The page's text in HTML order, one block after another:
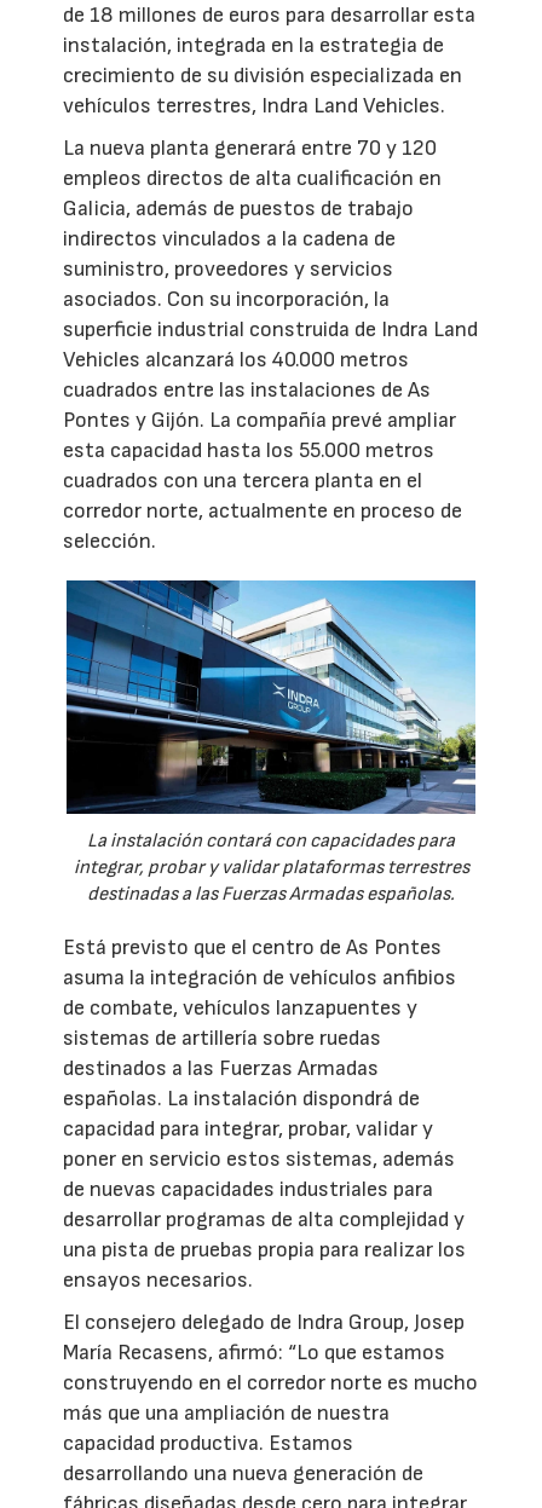
de 18 millones de euros para desarrollar esta
instalación, integrada en la estrategia de
crecimiento de su división especializada en
vehículos terrestres, Indra Land Vehicles.
La nueva planta generará entre 70 y 120
empleos directos de alta cualificación en
Galicia, además de puestos de trabajo
indirectos vinculados a la cadena de
suministro, proveedores y servicios
asociados. Con su incorporación, la
superficie industrial construida de Indra Land
Vehicles alcanzará los 40.000 metros
cuadrados entre las instalaciones de As
Pontes y Gijón. La compañía prevé ampliar
esta capacidad hasta los 55.000 metros
cuadrados con una tercera planta en el
corredor norte, actualmente en proceso de
selección.
La instalación contará con capacidades para
integrar, probar y validar plataformas terrestres
destinadas a las Fuerzas Armadas españolas.
Está previsto que el centro de As Pontes
asuma la integración de vehículos anfibios
de combate, vehículos lanzapuentes y
sistemas de artillería sobre ruedas
destinados a las Fuerzas Armadas
españolas. La instalación dispondrá de
capacidad para integrar, probar, validar y
poner en servicio estos sistemas, además
de nuevas capacidades industriales para
desarrollar programas de alta complejidad y
una pista de pruebas propia para realizar los
ensayos necesarios.
El consejero delegado de Indra Group, Josep
María Recasens, afirmó: “Lo que estamos
construyendo en el corredor norte es mucho
más que una ampliación de nuestra
capacidad productiva. Estamos
desarrollando una nueva generación de